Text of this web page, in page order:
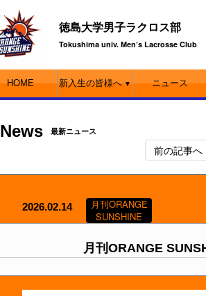
徳島大学男子ラクロス部
Tokushima univ. Men’s Lacrosse Club
HOME 新入生の皆様へ▼ ニュース
News 最新ニュース
前の記事へ
2026.02.14
月刊ORANGE
SUNSHINE
月刊ORANGE